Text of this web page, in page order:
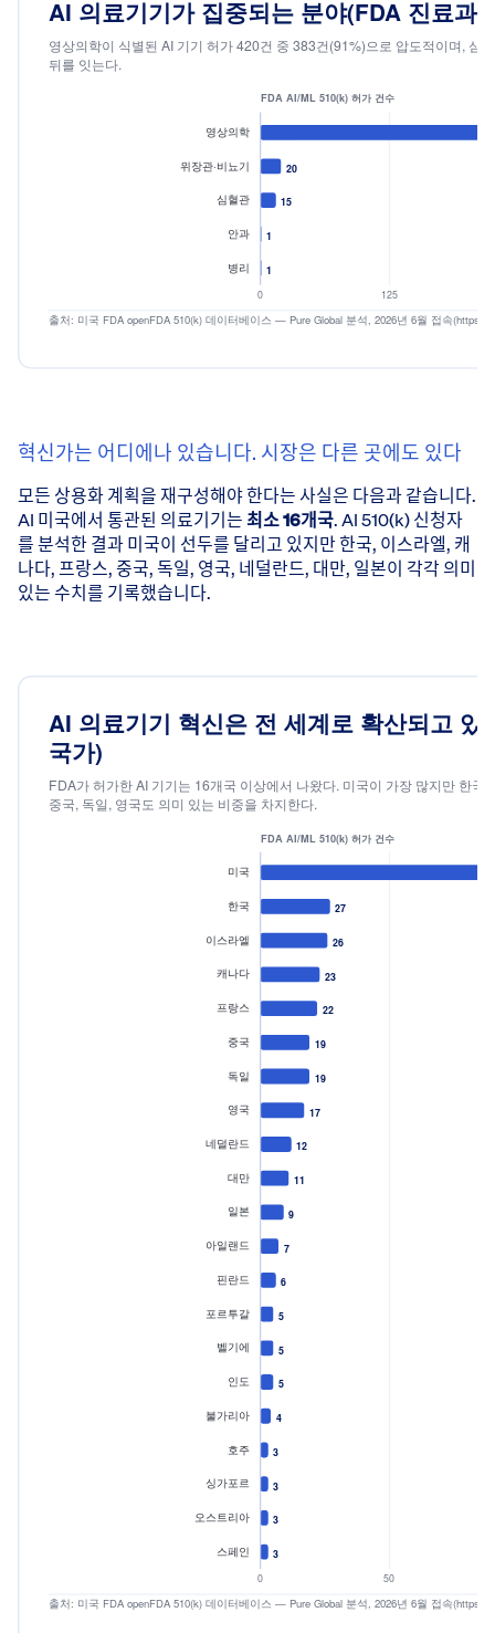
영상의학이 식별된 AI 기기 허가 420건 중 383건(91%)
FDA AI/ML
영상의학
위장관·비뇨기
심혈관
안과
혁신가는 어디에나 있습니다. 시장은 다른 곳에도 있다
모든 상용화 계획을 재구성해야 한다는 사실은 다음과 같습니다.
AI 미국에서 통관된 의료기기는 최소 16개국. AI 510(k) 신청자
를 분석한 결과 미국이 선두를 달리고 있지만 한국, 이스라엘, 캐
나다, 프랑스, 중국, 독일, 영국, 네덜란드, 대만, 일본이 각각 의미
있는 수치를 기록했습니다.